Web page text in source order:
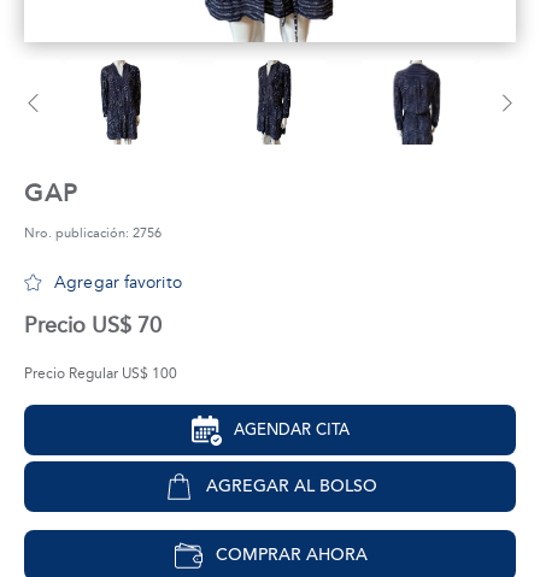
GAP
Nro. publicación: 2756
Agregar favorito
Precio US$ 70
Precio Regular US$ 100
AGENDAR CITA
AGREGAR AL BOLSO
COMPRAR AHORA